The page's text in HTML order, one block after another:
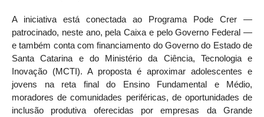
A iniciativa está conectada ao Programa Pode Crer —
patrocinado, neste ano, pela Caixa e pelo Governo Federal —
e também conta com financiamento do Governo do Estado de
Santa Catarina e do Ministério da Ciência, Tecnologia e
Inovação (MCTI). A proposta é aproximar adolescentes e
jovens na reta final do Ensino Fundamental e Médio,
moradores de comunidades periféricas, de oportunidades de
inclusão produtiva oferecidas por empresas da Grande